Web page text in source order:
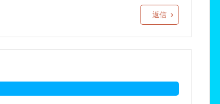
返信